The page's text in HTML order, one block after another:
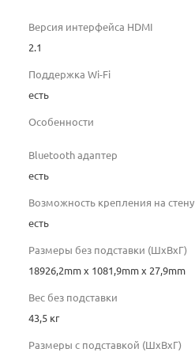
Версия интерфейса HDMI
2.1
Поддержка Wi-Fi
есть
Особенности
Bluetooth адаптер
есть
Возможность крепления на стену
есть
Размеры без подставки (ШxВxГ)
18926,2mm x 1081,9mm x 27,9mm
Вес без подставки
43,5 кг
Размеры с подставкой (ШxВxГ)